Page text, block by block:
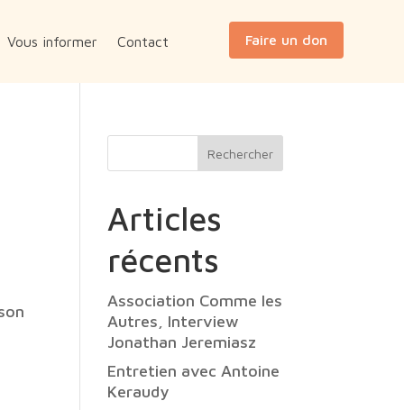
Vous informer Contact Faire un don
Rechercher
Articles
récents
Association Comme les
Autres, Interview
Jonathan Jeremiasz
Entretien avec Antoine
Keraudy